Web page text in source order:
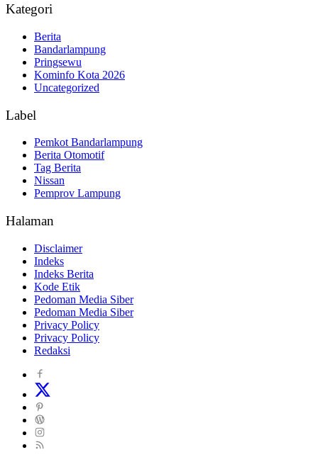
Kategori
Berita
Bandarlampung
Pringsewu
Kominfo Kota 2026
Uncategorized
Label
Pemkot Bandarlampung
Berita Otomotif
Tag Berita
Nissan
Pemprov Lampung
Halaman
Disclaimer
Indeks
Indeks Berita
Kode Etik
Pedoman Media Siber
Pedoman Media Siber
Privacy Policy
Privacy Policy
Redaksi